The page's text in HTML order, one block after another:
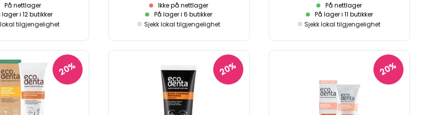
På nettlager
lager i 12 butikker
lokal tilgjengelighet
Ikke på nettlager
På lager i 6 butikker
Sjekk lokal tilgjengelighet
På nettlager
På lager i 11 butikker
Sjekk lokal tilgjengelighet
20% 20% 20%